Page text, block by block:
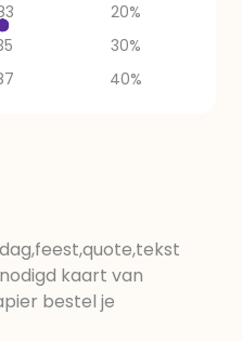
20%
30%
40%
kaart van
bestel je